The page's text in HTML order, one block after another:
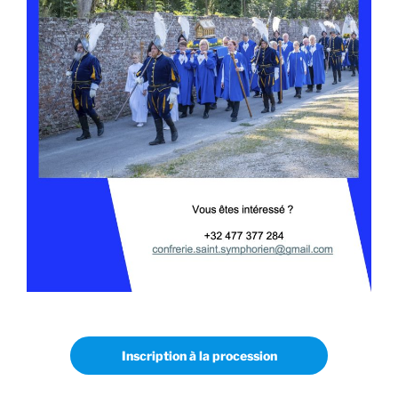
Inscription à la procession